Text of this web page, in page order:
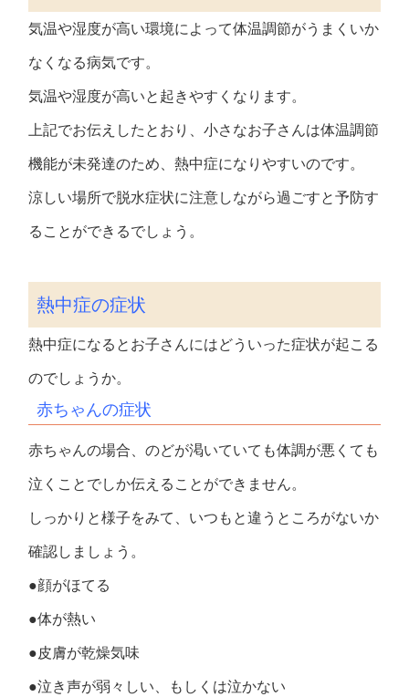
気温や湿度が高い環境によって体温調節がうまくいか
なくなる病気です。
気温や湿度が高いと起きやすくなります。
上記でお伝えしたとおり、小さなお子さんは体温調節
機能が未発達のため、熱中症になりやすいのです。
涼しい場所で脱水症状に注意しながら過ごすと予防す
ることができるでしょう。
熱中症の症状
熱中症になるとお子さんにはどういった症状が起こる
のでしょうか。
赤ちゃんの症状
赤ちゃんの場合、のどが渇いていても体調が悪くても
泣くことでしか伝えることができません。
しっかりと様子をみて、いつもと違うところがないか
確認しましょう。
●顔がほてる
●体が熱い
●皮膚が乾燥気味
●泣き声が弱々しい、もしくは泣かない